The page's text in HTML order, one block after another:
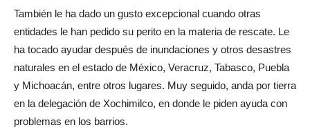
También le ha dado un gusto excepcional cuando otras
entidades le han pedido su perito en la materia de rescate. Le
ha tocado ayudar después de inundaciones y otros desastres
naturales en el estado de México, Veracruz, Tabasco, Puebla
y Michoacán, entre otros lugares. Muy seguido, anda por tierra
en la delegación de Xochimilco, en donde le piden ayuda con
problemas en los barrios.